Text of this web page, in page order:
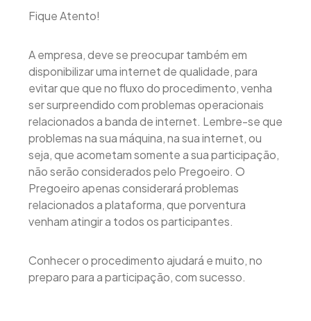
Fique Atento!
A empresa, deve se preocupar também em
disponibilizar uma internet de qualidade, para
evitar que que no fluxo do procedimento, venha
ser surpreendido com problemas operacionais
relacionados a banda de internet. Lembre-se que
problemas na sua máquina, na sua internet, ou
seja, que acometam somente a sua participação,
não serão considerados pelo Pregoeiro. O
Pregoeiro apenas considerará problemas
relacionados a plataforma, que porventura
venham atingir a todos os participantes.
Conhecer o procedimento ajudará e muito, no
preparo para a participação, com sucesso.